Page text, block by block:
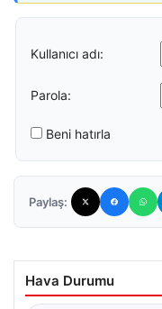
Kullanıcı adı:
Parola:
Beni hatırla
Paylaş:
Hava Durumu